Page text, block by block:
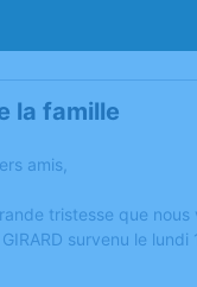
la famille
amis,
tristesse que nous
GIRARD survenu le